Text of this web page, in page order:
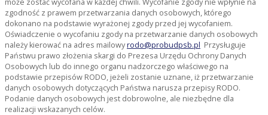
zgodność z prawem przetwarzania danych osobowych, którego
dokonano na podstawie wyrażonej zgody przed jej wycofaniem.
Oświadczenie o wycofaniu zgody na przetwarzanie danych osobowych
należy kierować na adres mailowyrodo@probudpsb.pl Przysługuje
Państwu prawo złożenia skargi do Prezesa Urzędu Ochrony Danych
Osobowych lub do innego organu nadzorczego właściwego na
podstawie przepisów RODO, jeżeli zostanie uznane, iż przetwarzanie
danych osobowych dotyczących Państwa narusza przepisy RODO.
Podanie danych osobowych jest dobrowolne, ale niezbędne dla
realizacji wskazanych celów.